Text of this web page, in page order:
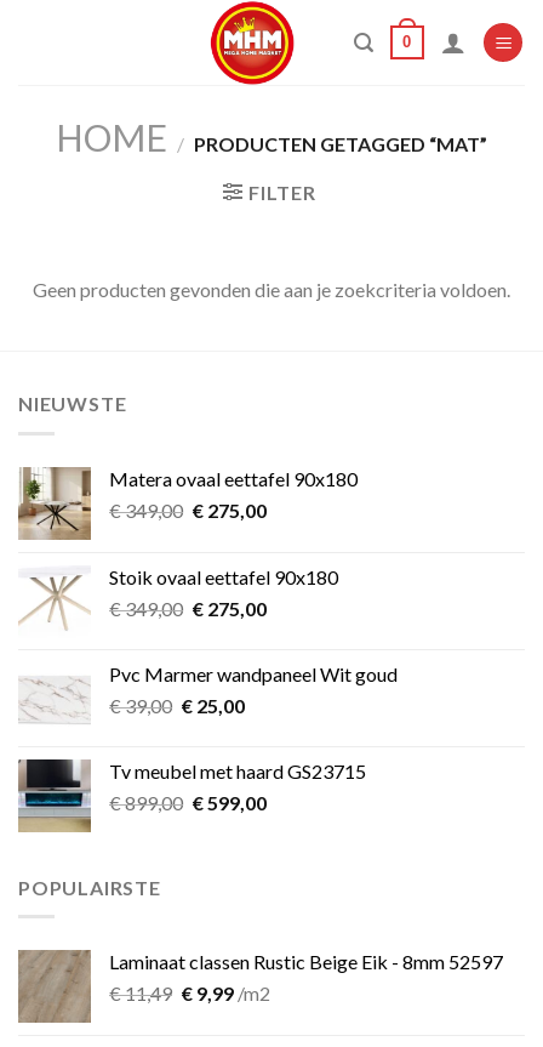
0
HOME / PRODUCTEN GETAGGED “MAT”
FILTER
Geen producten gevonden die aan je zoekcriteria voldoen.
NIEUWSTE
Matera ovaal eettafel 90x180
€349,00 Oorspronkelijke
€ 349,00.
€275,00Huidige
€ 275,00.
Stoik ovaal eettafel 90x180
€349,00 Oorspronkelijke
€ 349,00.
€275,00Huidige
€ 275,00.
Pvc Marmer wandpaneel Wit goud
€39,00 Oorspronkelijke
€ 39,00.
€25,00Huidige
€ 25,00.
Tv meubel met haard GS23715
€899,00 Oorspronkelijke
€599,00Huidige
POPULAIRSTE
Laminaat classen Rustic Beige Eik - 8mm 52597
€11,49 Oorspronkelijke
€9,99Huidige
/m2